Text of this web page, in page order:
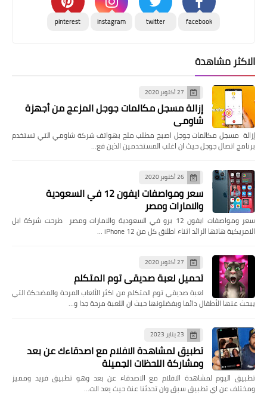
facebook
twitter
instagram
pinterest
الاكثر مشاهدة
27 أكتوبر 2020
إزالة مسجل مكالمات جوجل المزعج من أجهزة
شاومي
إزالة مسجل مكالمات جوجل اصبح مطلب ملح بهواتف شركة شاومي التي تستخدم
برنامج اتصال جوجل حيث ان اغلب المستخدمين الذين فع…
26 أكتوبر 2020
سعر ومواصفات ايفون 12 في السعودية
والامارات ومصر
سعر ومواصفات ايفون 12 برو في السعودية والامارات ومصر طرحت شركة ابل
الامريكية هاتها الرائد اثناء اطلاق كل من iPhone 12 …
27 أكتوبر 2020
تحميل لعبة صديقي توم المتكلم
لعبة صديقي توم المتكلم من اكثر الألعاب المرحة والمضحكة التي
يبحث عنها الأطفال دائما ويفضلونها حيث ان اللعبة مرحة جدا و…
23 يناير 2023
تطبيق لمشاهدة الافلام مع اصدقاءك عن بعد
ومشاركة اللحظات الجميلة
تطبيق اليوم لمشاهدة الافلام مع الاصدقاء عن بعد وهو تطبيق فريد ومميز
ومختلف عن اي تطبيق سبق وان تحدثنا عنة حيث يعد الت…